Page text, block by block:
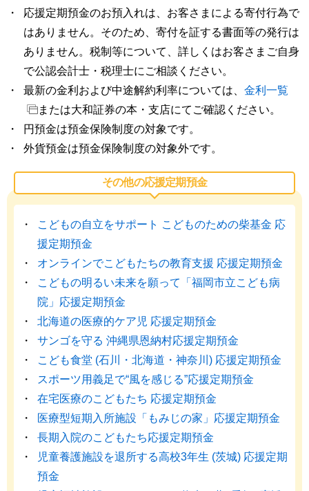
応援定期預金のお預入れは、お客さまによる寄付行為で
はありません。そのため、寄付を証する書面等の発行は
ありません。税制等について、詳しくはお客さまご自身
で公認会計士・税理士にご相談ください。
最新の金利および中途解約利率については、 金利一覧
または大和証券の本・支店にてご確認ください。
円預金は預金保険制度の対象です。
外貨預金は預金保険制度の対象外です。
その他の応援定期預金
こどもの自立をサポート こどものための柴基金 応
援定期預金
オンラインでこどもたちの教育支援 応援定期預金
こどもの明るい未来を願って「福岡市立こども病
院」応援定期預金
北海道の医療的ケア児 応援定期預金
サンゴを守る 沖縄県恩納村応援定期預金
こども食堂 (石川・北海道・神奈川) 応援定期預金
スポーツ用義足で“風を感じる”応援定期預金
在宅医療のこどもたち 応援定期預金
医療型短期入所施設「もみじの家」応援定期預金
長期入院のこどもたち応援定期預金
児童養護施設を退所する高校3年生 (茨城) 応援定期
預金